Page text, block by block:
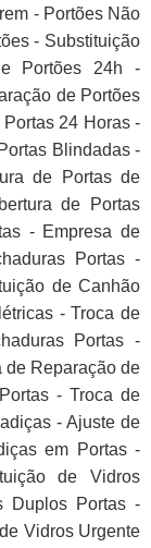
- Portões Não
- Substituição
Portões 24h -
de Portões
24 Horas -
Blindadas -
de Portas de
de Portas
- Empresa de
Portas -
de Canhão
- Troca de
Portas -
de Reparação de
- Troca de
- Ajuste de
em Portas -
de Vidros
Duplos Portas -
Vidros Urgente